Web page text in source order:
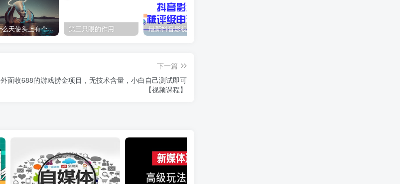
为什么天使头上有个圈？ 第三只眼的作用
下一篇
外面收688的游戏捞金项目，无技术含量，小白自己测试即可
【视频课程】